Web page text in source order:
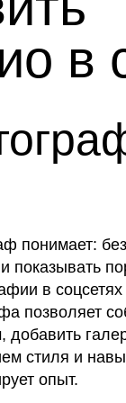
в
понимает:
показывать
в соцсетях
позволяет
стиля и
опыт.